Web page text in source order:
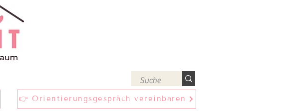
👉 Orientierungsgespräch vereinbaren